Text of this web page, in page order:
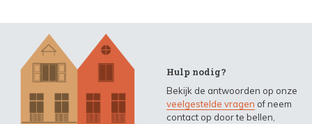
Hulp nodig?
Bekijk de antwoorden op onze
veelgestelde vragen of neem
contact op door te bellen,